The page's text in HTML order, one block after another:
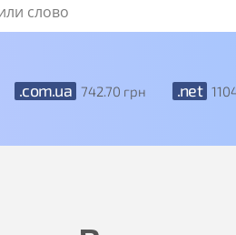
.com.ua 742.70 грн .net